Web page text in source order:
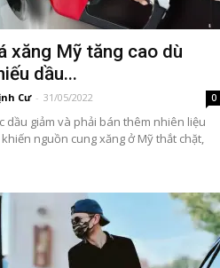
xăng Mỹ tăng cao dù
dầu...
Cư - 31/05/2022 0
dầu giảm và phải bán thêm nhiên liệu
nguồn cung xăng ở Mỹ thắt chặt,